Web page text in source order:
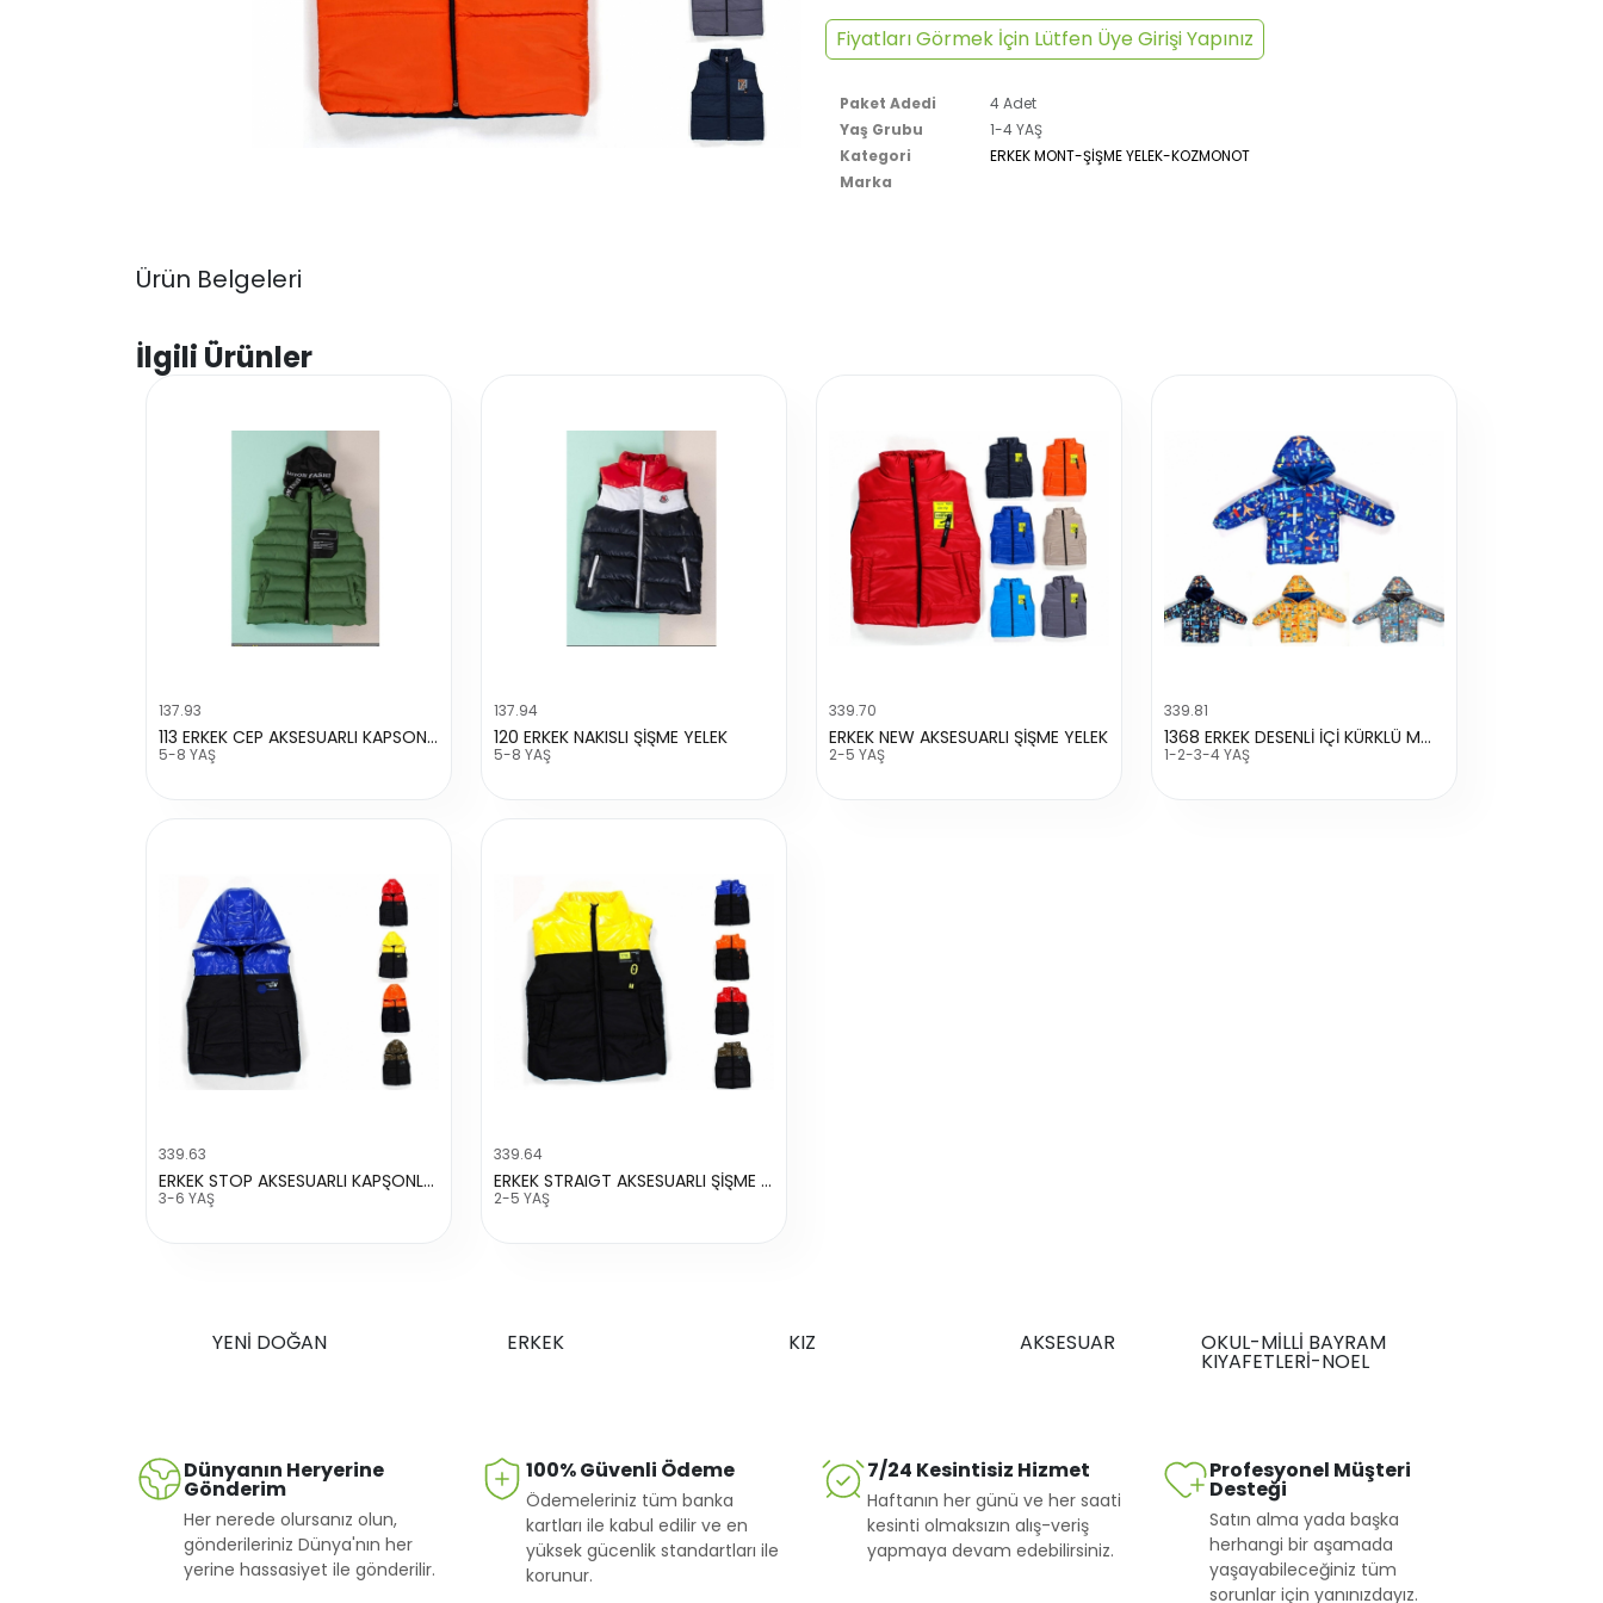
Fiyatları Görmek İçin Lütfen Üye Girişi Yapınız
Paket Adedi
4 Adet
Yaş Grubu
1-4 YAŞ
Kategori
ERKEK MONT-ŞİŞME YELEK-KOZMONOT
Marka
Ürün Belgeleri
İlgili Ürünler
137.93
113 ERKEK CEP AKSESUARLI KAPSONLU YELEK
5-8 YAŞ
137.94
120 ERKEK NAKISLI ŞİŞME YELEK
5-8 YAŞ
339.70
ERKEK NEW AKSESUARLI ŞİŞME YELEK
2-5 YAŞ
339.81
1368 ERKEK DESENLİ İÇİ KÜRKLÜ MONT
1-2-3-4 YAŞ
339.63
ERKEK STOP AKSESUARLI KAPŞONLU ŞİŞME YELEK
3-6 YAŞ
339.64
ERKEK STRAIGT AKSESUARLI ŞİŞME YELEK
2-5 YAŞ
YENİ DOĞAN ERKEK KIZ AKSESUAR OKUL-MİLLİ BAYRAM
KIYAFETLERİ-NOEL
Dünyanın Heryerine
Gönderim
Her nerede olursanız olun,
gönderileriniz Dünya'nın her
yerine hassasiyet ile gönderilir.
100% Güvenli Ödeme
Ödemeleriniz tüm banka
kartları ile kabul edilir ve en
yüksek gücenlik standartları ile
korunur.
7/24 Kesintisiz Hizmet
Haftanın her günü ve her saati
kesinti olmaksızın alış-veriş
yapmaya devam edebilirsiniz.
Profesyonel Müşteri
Desteği
Satın alma yada başka
herhangi bir aşamada
yaşayabileceğiniz tüm
sorunlar için yanınızdayız.